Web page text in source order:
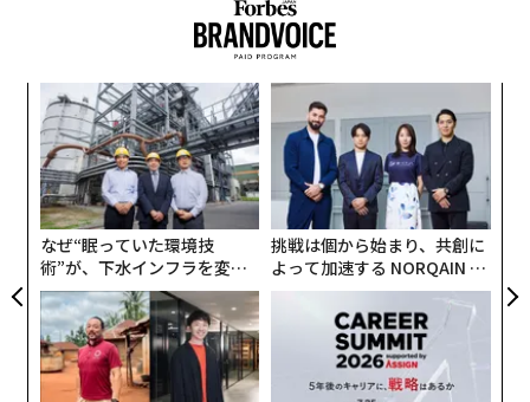
なぜ“眠っていた環境技
術”が、下水インフラを変え
たのか──産総研×月島JFE
アクアソリューションの10年
挑戦は個から始まり、共創に
よって加速する NORQAIN JA
PAN 特別座談会